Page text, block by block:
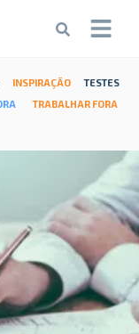
INSPIRAÇÃO
TESTES
TRABALHAR FORA